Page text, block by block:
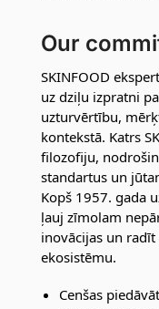
Our
SKINFOOD
uz dziļu izpratni
uzturvērtību,
kontekstā. Katrs
filozofiju,
standartus un
Kopš 1957. gada
ļauj zīmolam
inovācijas un
ekosistēmu.
Cenšas